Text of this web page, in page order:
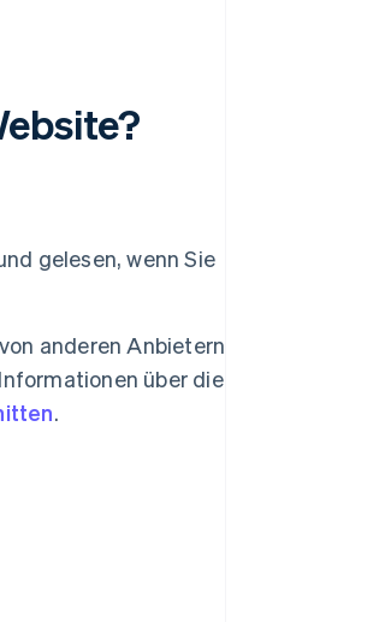
gelesen, wenn Sie
anderen Anbietern
über die
.